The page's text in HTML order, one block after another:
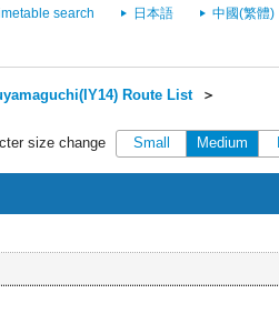
search 日本語 中國(繁體)
Route List＞
size change
Small Medium